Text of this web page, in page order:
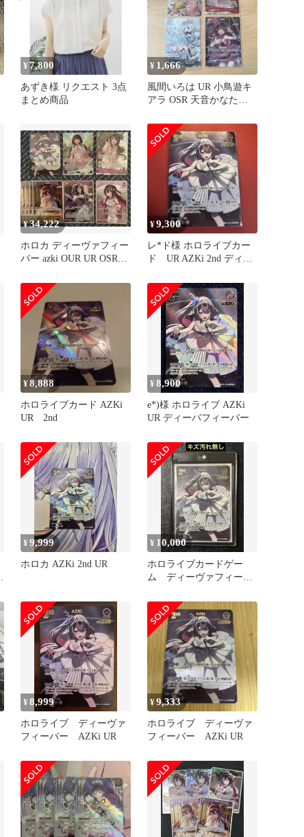
¥7,800
あずき様 リクエスト 3点
まとめ商品
¥ 1,666
風間いろは UR 小鳥遊キ
アラ OSR 天音かなた
¥34,222
ホロカ ディーヴァフィー
バー azki OUR UR OSR
¥9,300
レ*ド様 ホロライブカー
ド UR AZKi 2nd ディー
¥8,888
ホロライブカード AZKi
UR 2nd
¥8,900
e*)様 ホロライブ AZKi
UR ディーバフィーバー
¥9,999
ホロカ AZKi 2nd UR
¥ 10,000
ホロライブカードゲー
ム ディーヴァフィーバ
¥8,999
ホロライブ ディーヴァ
フィーバー AZKi UR
¥9,333
ホロライブ ディーヴァ
フィーバー AZKi UR